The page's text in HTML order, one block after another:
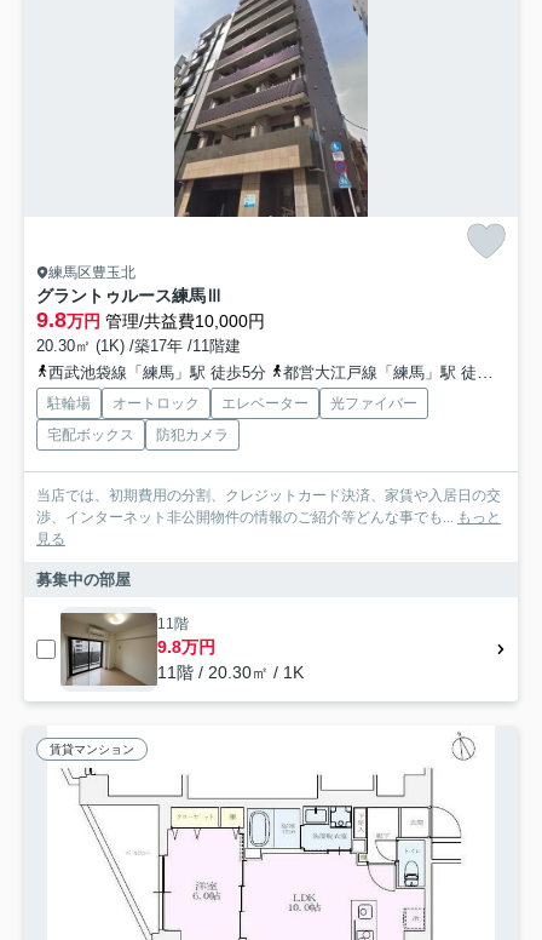
練馬区豊玉北
グラントゥルース練馬Ⅲ
9.8万円 管理/共益費10,000円
20.30㎡ (1K) /築17年 /11階建
西武池袋線「練馬」駅 徒歩5分
都営大江戸線「練馬」駅 徒歩5分
駐輪場 オートロック エレベーター
光ファイバー
宅配ボックス
防犯カメラ
当店では、初期費用の分割、クレジットカード決済、家賃や入居日の交
渉、インターネット非公開物件の情報のご紹介等どんな事でも... もっと
見る
募集中の部屋
11階
9.8万円
11階 / 20.30㎡ / 1K
賃貸マンション